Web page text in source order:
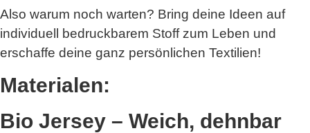
Also warum noch warten? Bring deine Ideen auf
individuell bedruckbarem Stoff zum Leben und
erschaffe deine ganz persönlichen Textilien!
Materialen:
Bio Jersey – Weich, dehnbar